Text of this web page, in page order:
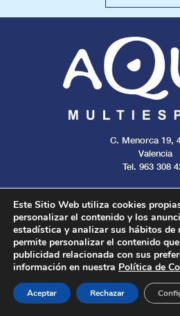
C. Menorca 19,
Valencia
Tel. 963 308
Todos los derechos
Aviso legal Cookies
Este Sitio Web utiliza cookies
personalizar el contenido y los
estadística y analizar sus hábitos de
permite personalizar el contenido
publicidad relacionada con sus
información en nuestra Política de
Aceptar Rechazar